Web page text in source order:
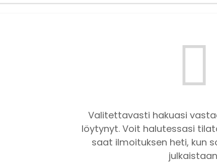
Valitettavasti hakuasi
löytynyt. Voit halutessasi
saat ilmoituksen heti, kun